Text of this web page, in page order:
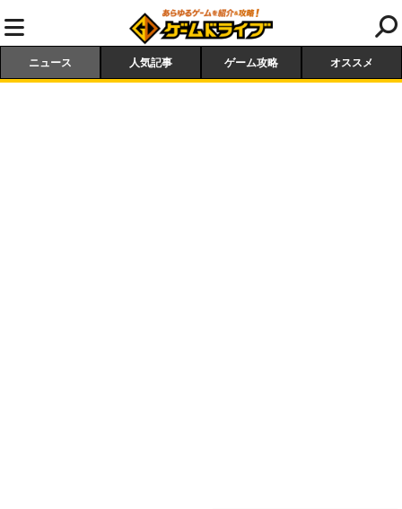
ニュース 人気記事 ゲーム攻略 オススメ